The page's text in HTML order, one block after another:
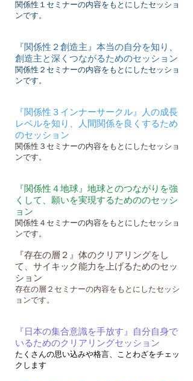
関係性１セミナーの内容をもとにしたセッショ
ンです。
『関係性２創造主』本当の自分を知り、
創造主と深くつながるためのセッション
関係性２セミナーの内容をもとにしたセッショ
ンです。
『関係性３インナーサークル』人の成長
レベルを知り、人間関係を良くするため
のセッション
関係性３セミナーの内容をもとにしたセッショ
ンです。
『関係性４地球』地球とのつながりを強
くして、願いを実現するためののセッシ
ョン
関係性４セミナーの内容をもとにしたセッショ
ンです。
『存在の層２』体のクリアリングをし
て、サイキック能力を上げるためのセッ
ション
存在の層２セミナーの内容をもとにしたセッシ
ョンです。
『日本の集合意識を手放す』自分自身で
いるためのクリアリングセッション
​たくさんの思い込みや格言、ことわざをチェッ
クします